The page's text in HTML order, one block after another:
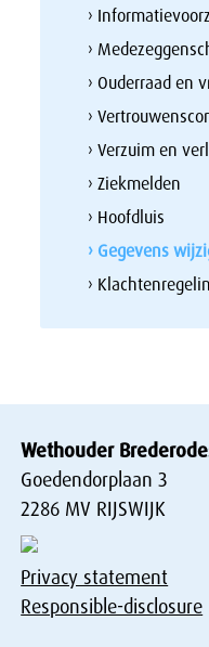
›
›
› Ouderraad en
›
› Verzuim en
› Ziekmelden
› Hoofdluis
› Gegevens
›
Wethouder
Goedendorplaan 3
2286 MV RIJSWIJK
Privacy statement
Responsible-disclosure